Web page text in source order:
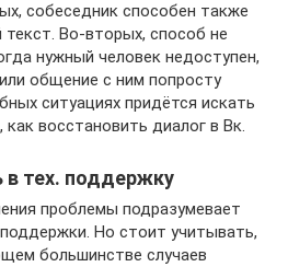
собеседник способен также
Во-вторых, способ не
нужный человек недоступен,
общение с ним попросту
ситуациях придётся искать
как восстановить диалог в Вк.
в тех. поддержку
проблемы подразумевает
Но стоит учитывать,
большинстве случаев